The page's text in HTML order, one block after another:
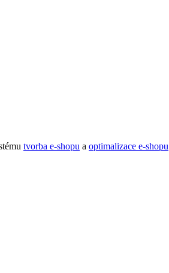
tvorba e-shopu a optimalizace e-shopu